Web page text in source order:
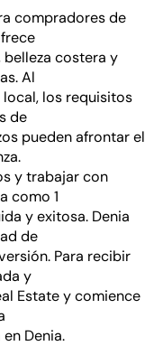
compradores de
costera y
Al
los requisitos
de
pueden afrontar el
y trabajar con
como 1
y exitosa. Denia
de
Para recibir
y
Estate y comience
Denia.